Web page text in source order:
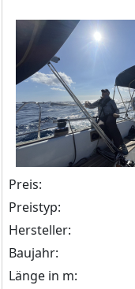
Preis:
Preistyp:
Hersteller:
Baujahr:
Länge in m: